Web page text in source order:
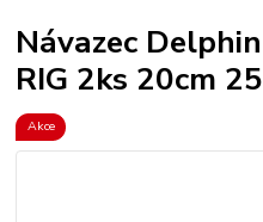
Návazec
RIG 2ks 20cm
Akce